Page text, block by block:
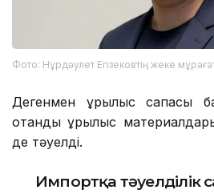
Фото: Нұрдәулет Егізековтің жеке
Дегенмен құрылыс сапасы
отандық құрылыс
де тәуелді.
Импортқа тәуелділік